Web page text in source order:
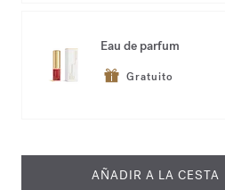
Eau de parfum
Gratuito
AÑADIR A LA CESTA